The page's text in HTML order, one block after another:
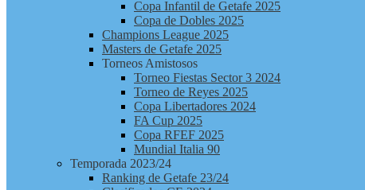
Copa Infantil de Getafe 2025
Copa de Dobles 2025
Champions League 2025
Masters de Getafe 2025
Torneos Amistosos
Torneo Fiestas Sector 3 2024
Torneo de Reyes 2025
Copa Libertadores 2024
FA Cup 2025
Copa RFEF 2025
Mundial Italia 90
Temporada 2023/24
Ranking de Getafe 23/24